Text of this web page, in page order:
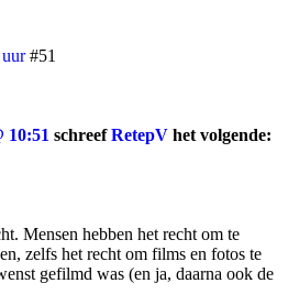
#51
10:51 schreefRetepV het volgende:
Mensen hebben het recht om te
zelfs het recht om films en fotos te
gefilmd was (en ja, daarna ook de